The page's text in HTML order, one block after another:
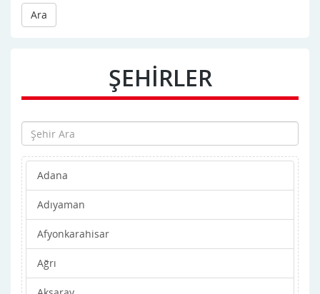
Ara
ŞEHİRLER
Adana
Adıyaman
Afyonkarahisar
Ağrı